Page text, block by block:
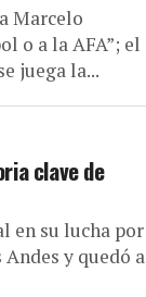
Marcelo
o a la AFA”; el
juega la...
clave de
en su lucha por
y quedó a